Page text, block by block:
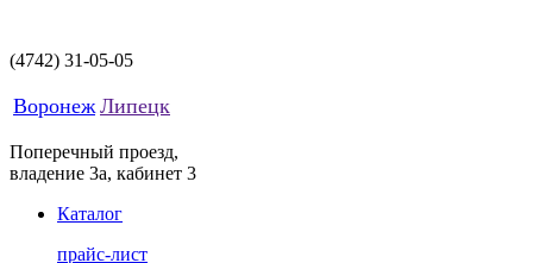
(4742) 31-05-05
Воронеж Липецк
Поперечный проезд,
владение 3а, кабинет 3
Каталог
прайс-лист